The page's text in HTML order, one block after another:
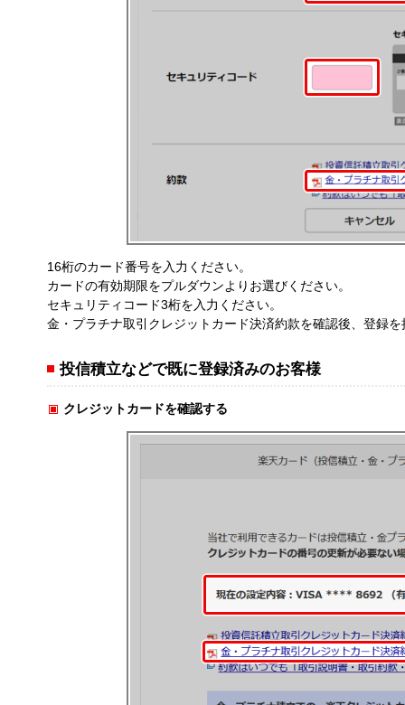
16桁のカード番号を入力ください。
カードの有効期限をプルダウンよりお選びください。
セキュリティコード3桁を入力ください。
金・プラチナ取引クレジットカード決済約款を確認後、登録
投信積立などで既に登録済みのお客様
クレジットカードを確認する